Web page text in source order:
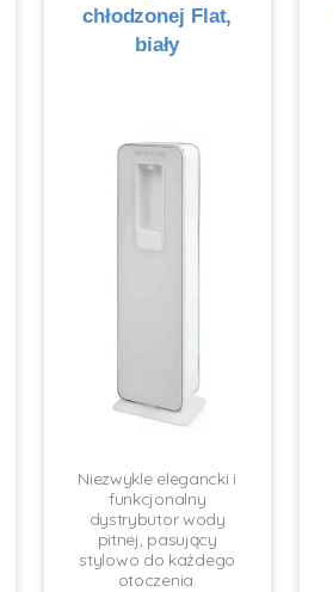
chłodzonej Flat,
biały
Niezwykle elegancki i
funkcjonalny
dystrybutor wody
pitnej, pasujący
stylowo do każdego
otoczenia.